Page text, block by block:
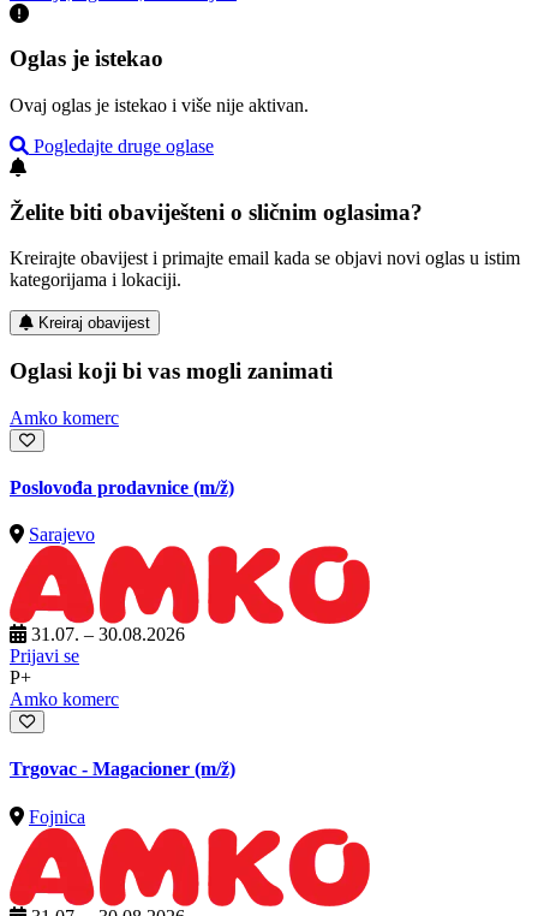
Oglas je istekao
Ovaj oglas je istekao i više nije aktivan.
Pogledajte druge oglase
Želite biti obaviješteni o sličnim oglasima?
Kreirajte obavijest i primajte email kada se objavi novi oglas u istim
kategorijama i lokaciji.
Kreiraj obavijest
Oglasi koji bi vas mogli zanimati
Amko komerc
Poslovođa prodavnice (m/ž)
Sarajevo
31.07. – 30.08.2026
Prijavi se
P+
Amko komerc
Trgovac - Magacioner (m/ž)
Fojnica